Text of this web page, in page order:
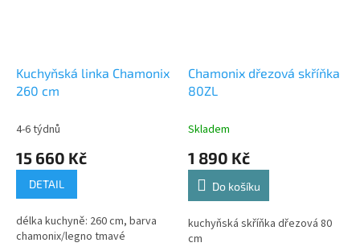
Kuchyňská linka Chamonix
260 cm
4-6 týdnů
15 660 Kč
DETAIL
délka kuchyně: 260 cm, barva
chamonix/legno tmavé
Chamonix dřezová skříňka
80ZL
Skladem
1 890 Kč
Do košíku
kuchyňská skříňka dřezová 80
cm